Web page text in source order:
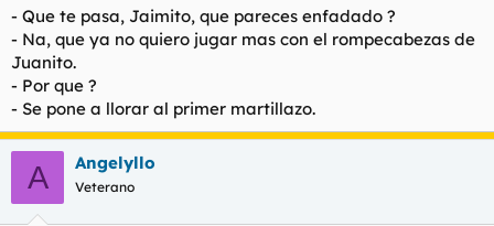
- Que te pasa, Jaimito, que pareces enfadado ?
- Na, que ya no quiero jugar mas con el rompecabezas de
Juanito.
- Por que ?
- Se pone a llorar al primer martillazo.
A Angelyllo
Veterano